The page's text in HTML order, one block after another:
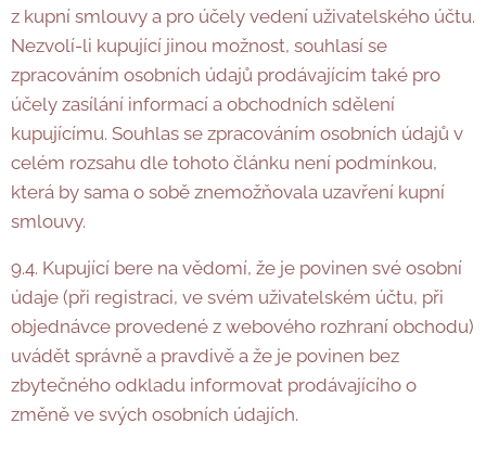
z kupní smlouvy a pro účely vedení uživatelského účtu.
Nezvolí-li kupující jinou možnost, souhlasí se
zpracováním osobních údajů prodávajícím také pro
účely zasílání informací a obchodních sdělení
kupujícímu. Souhlas se zpracováním osobních údajů v
celém rozsahu dle tohoto článku není podmínkou,
která by sama o sobě znemožňovala uzavření kupní
smlouvy.
9.4. Kupující bere na vědomí, že je povinen své osobní
údaje (při registraci, ve svém uživatelském účtu, při
objednávce provedené z webového rozhraní obchodu)
uvádět správně a pravdivě a že je povinen bez
zbytečného odkladu informovat prodávajícího o
změně ve svých osobních údajích.